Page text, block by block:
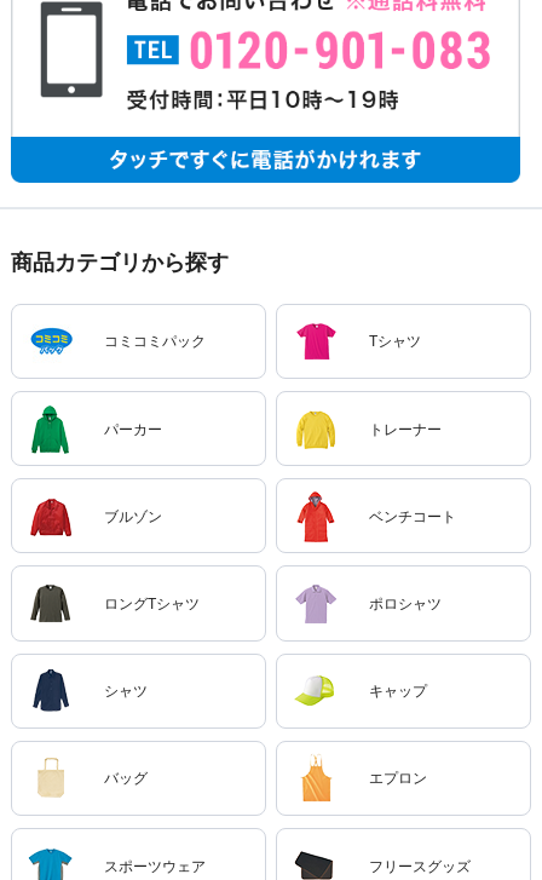
商品カテゴリから探す
コミコミパック Tシャツ
パーカー トレーナー
ブルゾン ベンチコート
ロングTシャツ ポロシャツ
シャツ キャップ
バッグ エプロン
スポーツウェア フリースグッズ